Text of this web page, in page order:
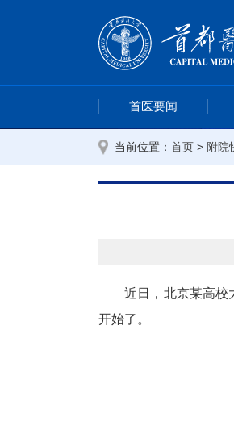
首医要闻
当前位置： 首页 > 附院
近日，北京某高校
开始了。